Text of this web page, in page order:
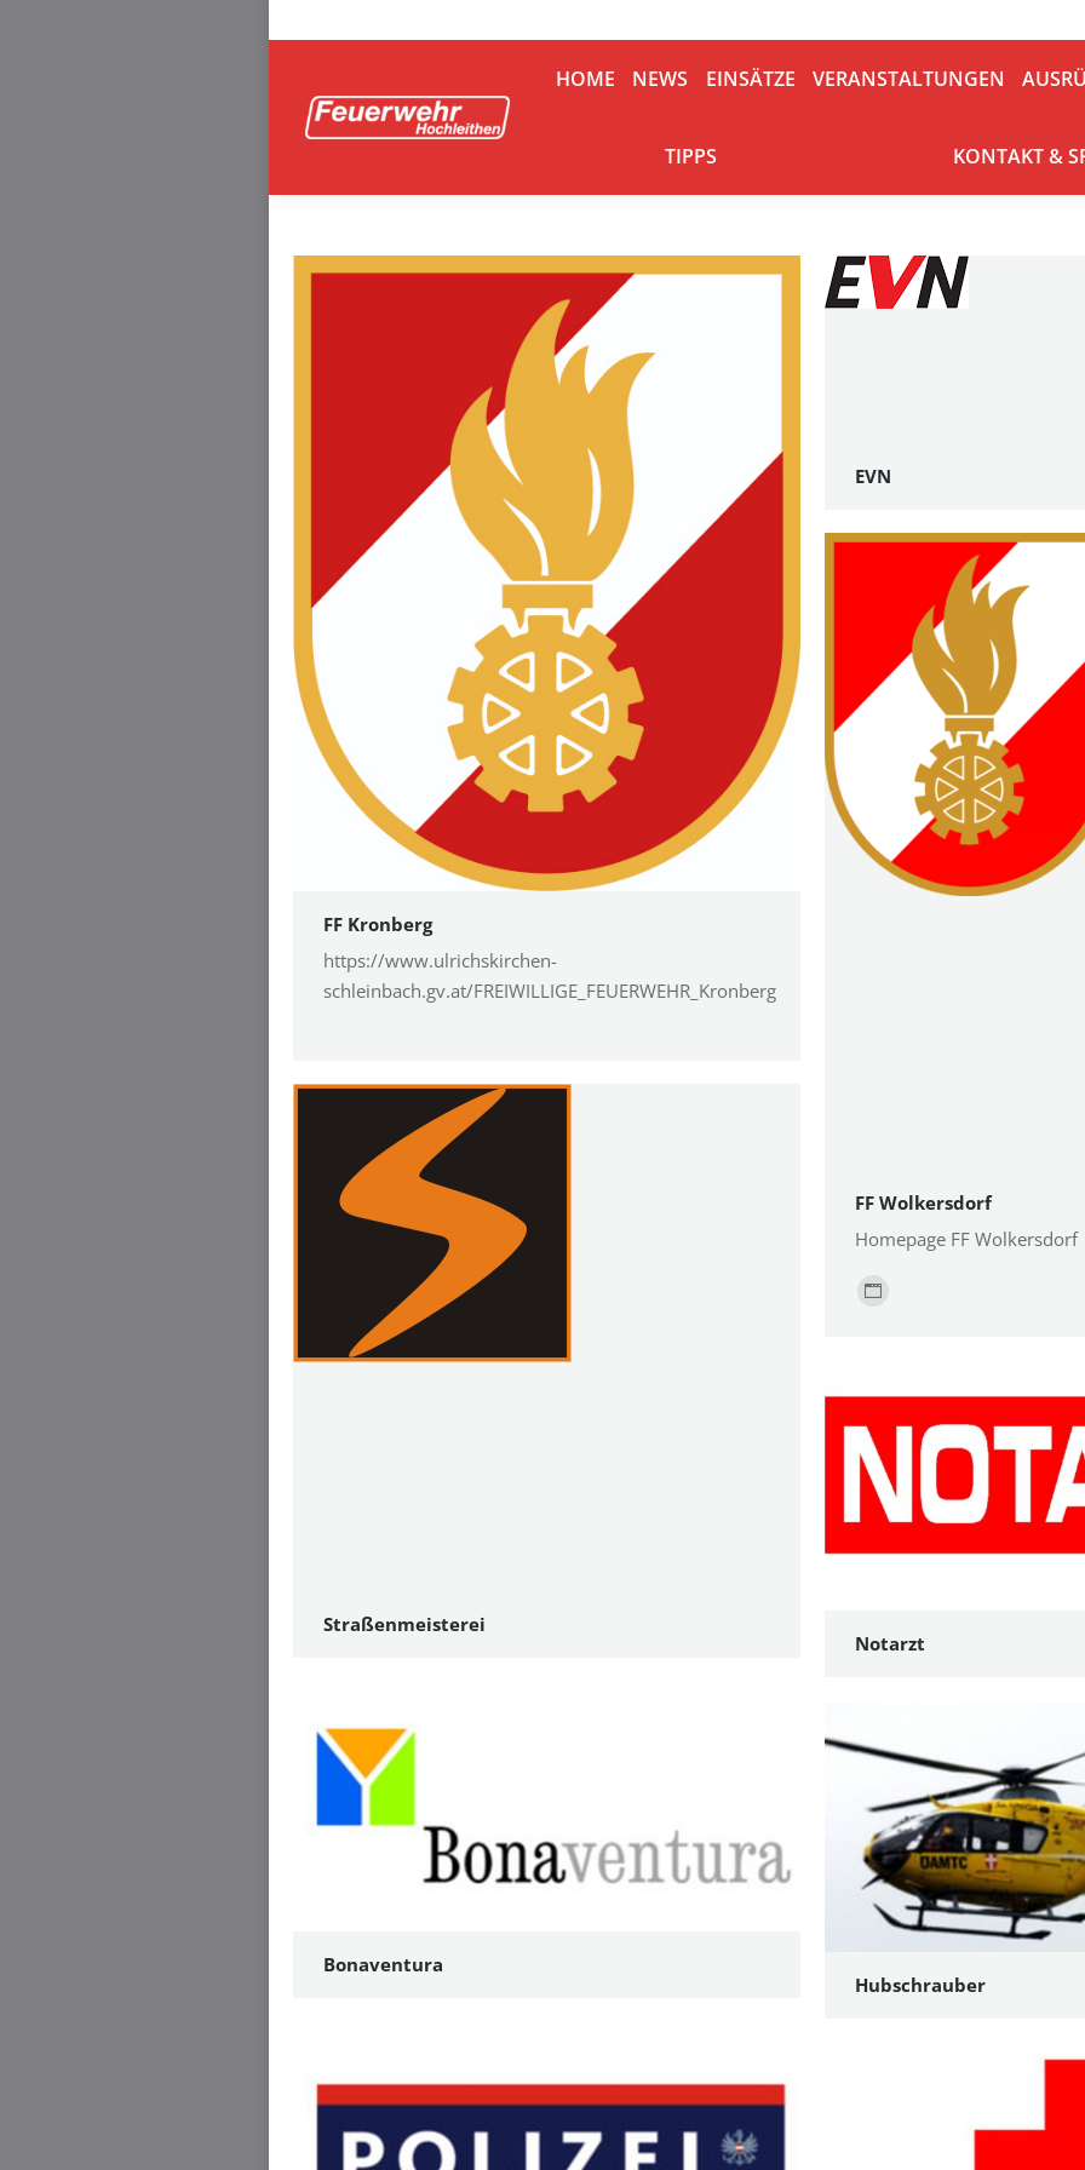
HOME NEWS EINSÄTZE VERANSTALTUNGEN
TIPPS KONTAKT &
FF Kronberg
https://www.ulrichskirchen-
schleinbach.gv.at/FREIWILLIGE_FEUERWEHR_Kronberg
EVN
FF Wolkersdorf
Homepage FF
Persönlicher
Webseite
Straßenmeisterei
Notarzt
Bonaventura
Hubschrauber
HOME NEWS EINSÄTZE VERANSTALTUNGEN